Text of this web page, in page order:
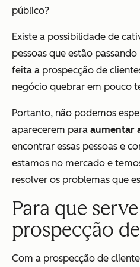
público?
Existe a possibilidade de
pessoas que estão
feita a prospecção de
negócio quebrar em pouco
Portanto, não podemos
aparecerem para aumentar
encontrar essas pessoas e
estamos no mercado e
resolver os problemas que
Para que
prospecção
Com a prospecção de